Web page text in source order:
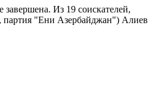
Из 19 соискателей,
партия "Ени Азербайджан") Алиев